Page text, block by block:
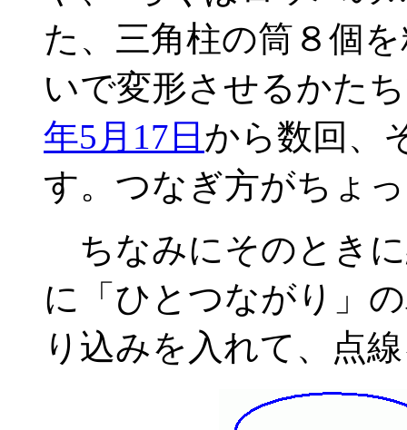
た、三角柱の筒８個
いで変形させるかた
年5月17日 から数回、
す。つなぎ方がちょ
ちなみにそのとき
に「ひとつながり」
り込みを入れて、点